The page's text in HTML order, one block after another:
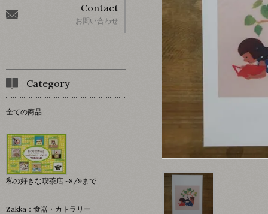
Contact
お問い合わせ
Category
全ての商品
私の好きな喫茶店 ~8/9まで
Zakka：食器・カトラリー